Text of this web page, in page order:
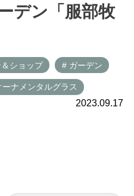
デン「服部牧
ショップ # ガーデン
ーナメンタルグラス
2023.09.17